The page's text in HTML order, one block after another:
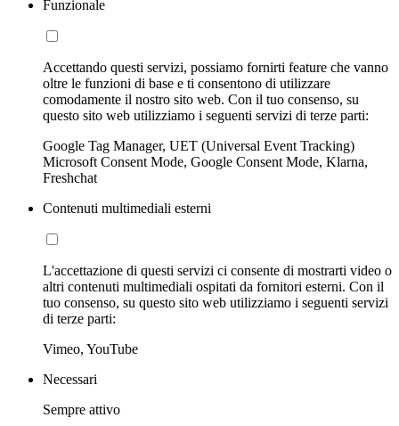
Funzionale
Accettando questi servizi, possiamo fornirti feature che vanno
oltre le funzioni di base e ti consentono di utilizzare
comodamente il nostro sito web. Con il tuo consenso, su
questo sito web utilizziamo i seguenti servizi di terze parti:
Google Tag Manager, UET (Universal Event Tracking)
Microsoft Consent Mode, Google Consent Mode, Klarna,
Freshchat
Contenuti multimediali esterni
L'accettazione di questi servizi ci consente di mostrarti video o
altri contenuti multimediali ospitati da fornitori esterni. Con il
tuo consenso, su questo sito web utilizziamo i seguenti servizi
di terze parti:
Vimeo, YouTube
Necessari
Sempre attivo